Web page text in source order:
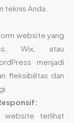
teknis Anda.
website yang
Wix, atau
menjadi
fleksibilitas dan
website terlihat